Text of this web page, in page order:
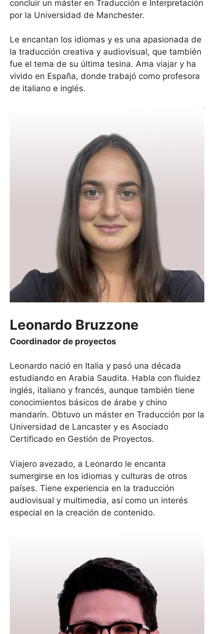
concluir un máster en Traducción e Interpretación
por la Universidad de Manchester.
Le encantan los idiomas y es una apasionada de
la traducción creativa y audiovisual, que también
fue el tema de su última tesina. Ama viajar y ha
vivido en España, donde trabajó como profesora
de italiano e inglés.
Leonardo Bruzzone
Coordinador de proyectos
Leonardo nació en Italia y pasó una década
estudiando en Arabia Saudita. Habla con fluidez
inglés, italiano y francés, aunque también tiene
conocimientos básicos de árabe y chino
mandarín. Obtuvo un máster en Traducción por la
Universidad de Lancaster y es Asociado
Certificado en Gestión de Proyectos.
Viajero avezado, a Leonardo le encanta
sumergirse en los idiomas y culturas de otros
países. Tiene experiencia en la traducción
audiovisual y multimedia, así como un interés
especial en la creación de contenido.